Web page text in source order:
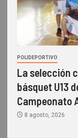
POLIDEPORTIVO
La selección
básquet U13
Campeonato
8 agosto, 2026